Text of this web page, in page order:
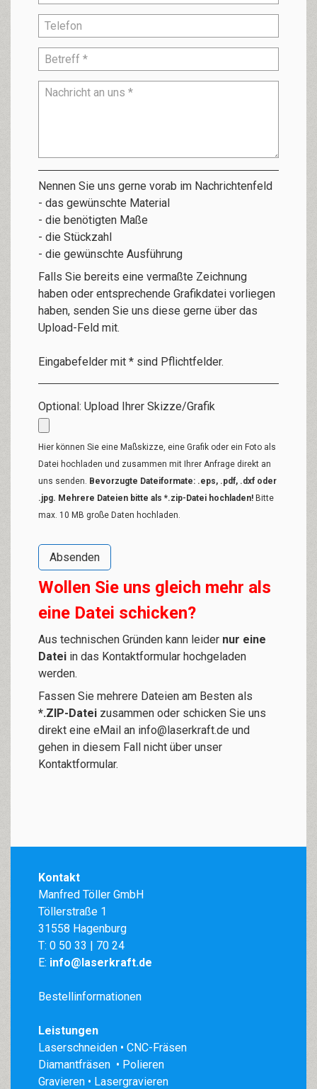
Nennen Sie uns gerne vorab im Nachrichtenfeld
- das gewünschte Material
- die benötigten Maße
- die Stückzahl
- die gewünschte Ausführung
Falls Sie bereits eine vermaßte Zeichnung
haben oder entsprechende Grafikdatei vorliegen
haben, senden Sie uns diese gerne über das
Upload-Feld mit.
Eingabefelder mit * sind Pflichtfelder.
Optional: Upload Ihrer Skizze/Grafik
Hier können Sie eine Maßskizze, eine Grafik oder ein Foto als
Datei hochladen und zusammen mit Ihrer Anfrage direkt an
uns senden. Bevorzugte Dateiformate: .eps, .pdf, .dxf oder
.jpg. Mehrere Dateien bitte als *.zip-Datei hochladen! Bitte
max. 10 MB große Daten hochladen.
Wollen Sie uns gleich mehr als
eine Datei schicken?
Aus technischen Gründen kann leider nur eine
Datei in das Kontaktformular hochgeladen
werden.
Fassen Sie mehrere Dateien am Besten als
*.ZIP-Datei zusammen oder schicken Sie uns
direkt eine eMail an info@laserkraft.de und
gehen in diesem Fall nicht über unser
Kontaktformular.
Kontakt
Manfred Töller GmbH
Töllerstraße 1
31558 Hagenburg
T: 0 50 33 | 70 24
E: info@laserkraft.de
Bestellinformationen
Leistungen
Laserschneiden • CNC-Fräsen
Diamantfräsen • Polieren
Gravieren • Lasergravieren